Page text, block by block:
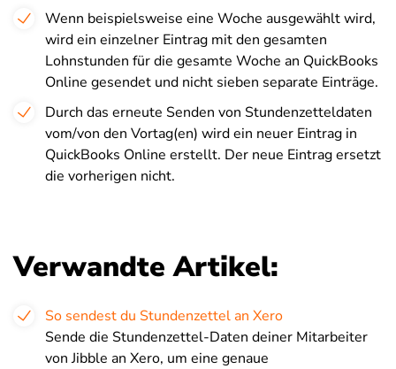
Wenn beispielsweise eine Woche ausgewählt wird,
wird ein einzelner Eintrag mit den gesamten
Lohnstunden für die gesamte Woche an QuickBooks
Online gesendet und nicht sieben separate Einträge.
Durch das erneute Senden von Stundenzetteldaten
vom/von den Vortag(en) wird ein neuer Eintrag in
QuickBooks Online erstellt. Der neue Eintrag ersetzt
die vorherigen nicht.
Verwandte Artikel:
So sendest du Stundenzettel an Xero
Sende die Stundenzettel-Daten deiner Mitarbeiter
von Jibble an Xero, um eine genaue